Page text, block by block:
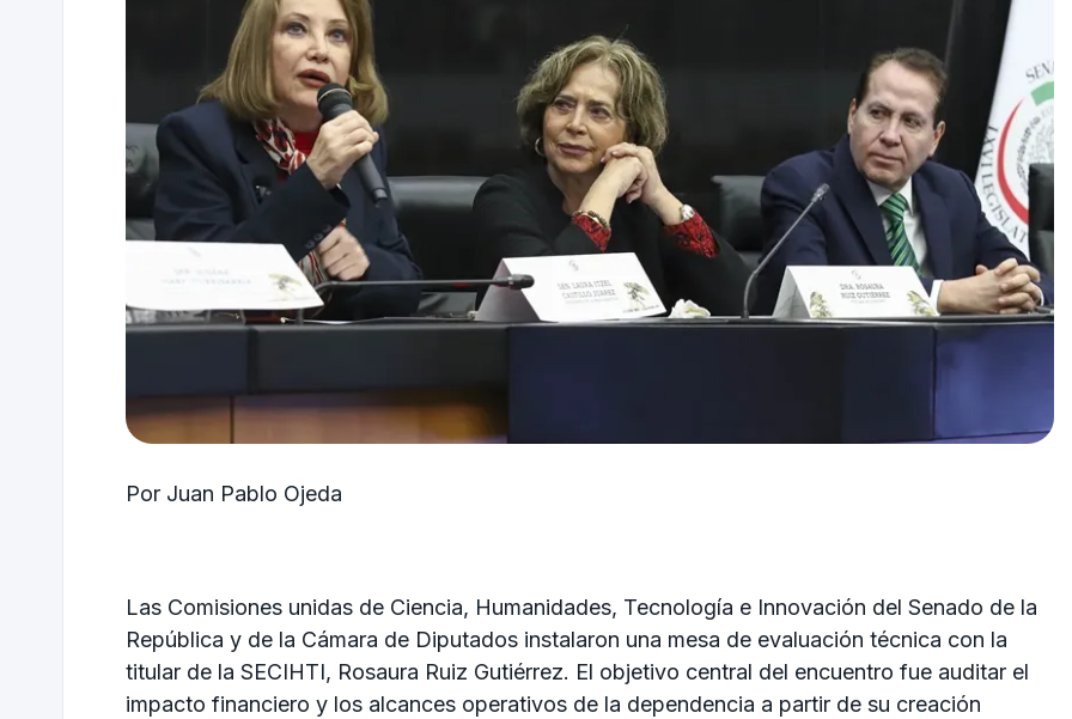
Por Juan Pablo Ojeda
Las Comisiones unidas de Ciencia, Humanidades, Tecnología e Innovación del Senado de la
República y de la Cámara de Diputados instalaron una mesa de evaluación técnica con la
titular de la SECIHTI, Rosaura Ruiz Gutiérrez. El objetivo central del encuentro fue auditar el
impacto financiero y los alcances operativos de la dependencia a partir de su creación